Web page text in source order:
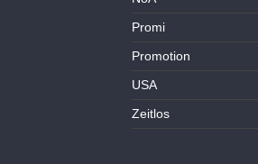
Promi
Promotion
USA
Zeitlos